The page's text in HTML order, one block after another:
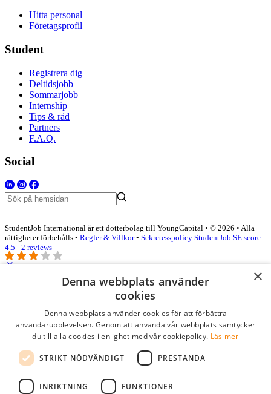
Hitta personal
Företagsprofil
Student
Registrera dig
Deltidsjobb
Sommarjobb
Internship
Tips & råd
Partners
F.A.Q.
Social
StudentJob International är ett dotterbolag till YoungCapital • © 2026 • Alla
rättigheter förbehålls • Regler & Villkor• Sekretesspolicy StudentJob SE score
4.5 - 2 reviews
Logga in som företag
Lösenord
kom ihåg mig
logga in
×
Denna webbplats använder
cookies
Denna webbplats använder cookies för att förbättra
användarupplevelsen. Genom att använda vår webbplats samtycker
du till alla cookies i enlighet med vår cookiepolicy. Läs mer
STRIKT NÖDVÄNDIGT PRESTANDA
INRIKTNING FUNKTIONER